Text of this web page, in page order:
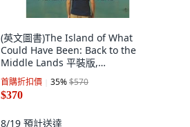
(英文圖書)The Island of What
Could Have Been: Back to the
Middle Lands 平裝版,
Independently Published, 英文
首購折扣價 35%$570
$370
8/19 預計送達